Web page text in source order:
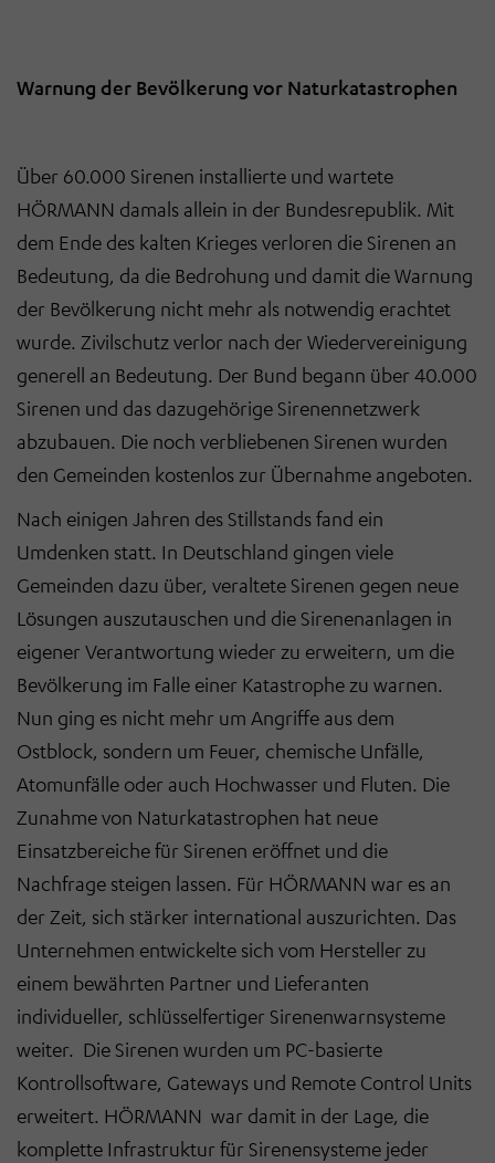
Warnung der Bevölkerung vor Naturkatastrophen
Über 60.000 Sirenen installierte und wartete
HÖRMANN damals allein in der Bundesrepublik. Mit
dem Ende des kalten Krieges verloren die Sirenen an
Bedeutung, da die Bedrohung und damit die Warnung
der Bevölkerung nicht mehr als notwendig erachtet
wurde. Zivilschutz verlor nach der Wiedervereinigung
generell an Bedeutung. Der Bund begann über 40.000
Sirenen und das dazugehörige Sirenennetzwerk
abzubauen. Die noch verbliebenen Sirenen wurden
den Gemeinden kostenlos zur Übernahme angeboten.
Nach einigen Jahren des Stillstands fand ein
Umdenken statt. In Deutschland gingen viele
Gemeinden dazu über, veraltete Sirenen gegen neue
Lösungen auszutauschen und die Sirenenanlagen in
eigener Verantwortung wieder zu erweitern, um die
Bevölkerung im Falle einer Katastrophe zu warnen.
Nun ging es nicht mehr um Angriffe aus dem
Ostblock, sondern um Feuer, chemische Unfälle,
Atomunfälle oder auch Hochwasser und Fluten. Die
Zunahme von Naturkatastrophen hat neue
Einsatzbereiche für Sirenen eröffnet und die
Nachfrage steigen lassen. Für HÖRMANN war es an
der Zeit, sich stärker international auszurichten. Das
Unternehmen entwickelte sich vom Hersteller zu
einem bewährten Partner und Lieferanten
individueller, schlüsselfertiger Sirenenwarnsysteme
weiter. Die Sirenen wurden um PC-basierte
Kontrollsoftware, Gateways und Remote Control Units
erweitert. HÖRMANN war damit in der Lage, die
komplette Infrastruktur für Sirenensysteme jeder